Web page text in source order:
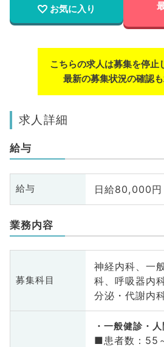
お気に入り
こちらの求人は募集を停止
最新の募集状況の確認も
求人詳細
給与
給与 日給80,000円
業務内容
募集科目
神経内科、一
科、呼吸器内
分泌・代謝内
一般健診・人
■患者数：55